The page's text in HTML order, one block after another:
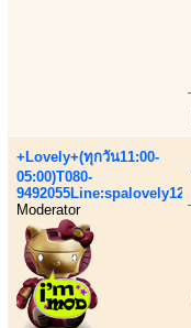
+Lovely+(ทุกวัน11:00-
05:00)T080-
9492055Line:spalovely123
Moderator